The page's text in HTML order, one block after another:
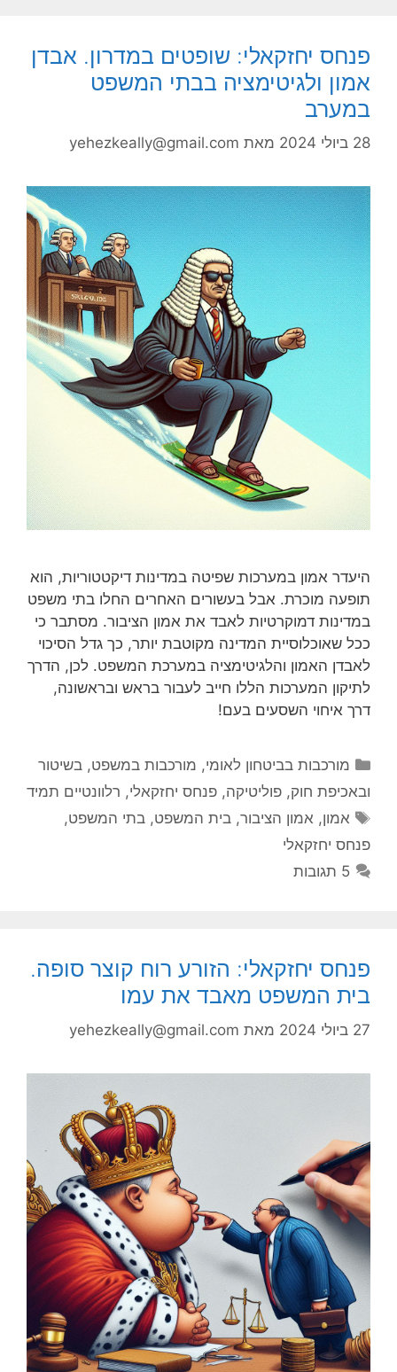
פנחס יחזקאלי: שופטים במדרון. אבדן
אמון ולגיטימציה בבתי המשפט
במערב
28 ביולי 2024 מאת yehezkeally@gmail.com
היעדר אמון במערכות שפיטה במדינות דיקטטוריות, הוא
תופעה מוכרת. אבל בעשורים האחרים החלו בתי משפט
במדינות דמוקרטיות לאבד את אמון הציבור. מסתבר כי
ככל שאוכלוסיית המדינה מקוטבת יותר, כך גדל הסיכוי
לאבדן האמון והלגיטימציה במערכת המשפט. לכן, הדרך
לתיקון המערכות הללו חייב לעבור בראש ובראשונה,
דרך איחוי השסעים בעם!
קטגוריות
מורכבות בביטחון לאומי, מורכבות במשפט, בשיטור
ובאכיפת חוק, פוליטיקה, פנחס יחזקאלי, רלוונטיים תמיד
תגיות
אמון, אמון הציבור,בית המשפט,בתי המשפט,
פנחס יחזקאלי
5 תגובות
פנחס יחזקאלי: הזורע רוח קוצר סופה.
בית המשפט מאבד את עמו
27 ביולי 2024 מאת yehezkeally@gmail.com